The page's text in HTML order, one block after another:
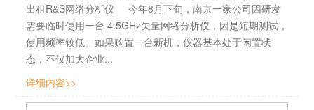
出租R&S网络分析仪 今年8月下旬，南京一家公司因研发
需要临时使用一台 4.5GHz矢量网络分析仪，因是短期测试，
使用频率较低。如果购置一台新机，仪器基本处于闲置状
态，不仅加大企业...
详细内容>>